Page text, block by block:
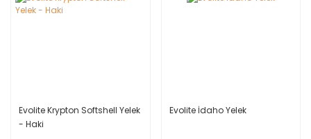
Evolite Krypton Softshell Yelek
- Haki
Evolite İdaho Yelek